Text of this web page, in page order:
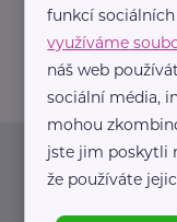
funkcí
využíváme
náš web
sociální média,
mohou
jste jim poskytli
že používáte